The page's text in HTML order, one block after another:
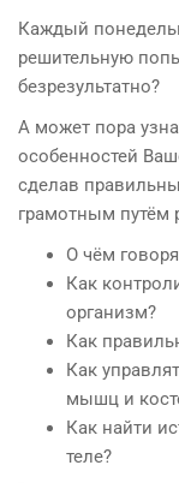
Каждый
решительную
безрезультатно?
А может пора
особенностей
сделав
грамотным путём
О чём
Как
организм?
Как
Как
мышц и
Как найти
теле?